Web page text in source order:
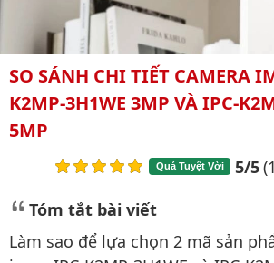
SO SÁNH CHI TIẾT CAMERA
K2MP-3H1WE 3MP VÀ IPC-
5MP
Quá Tuyệt Vời 5/5
Tóm tắt bài viết
Làm sao để lựa chọn 2 mã sản